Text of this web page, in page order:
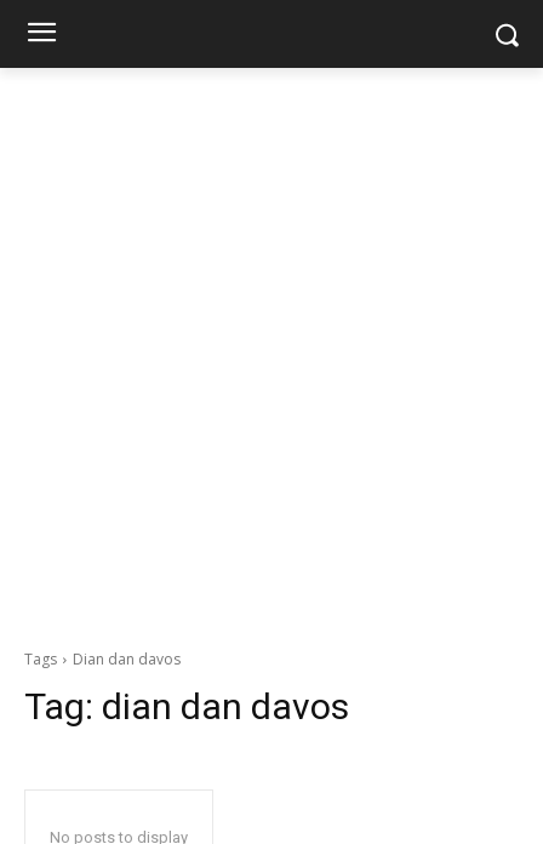
Tags Dian dan davos
Tag: dian dan davos
No posts to display